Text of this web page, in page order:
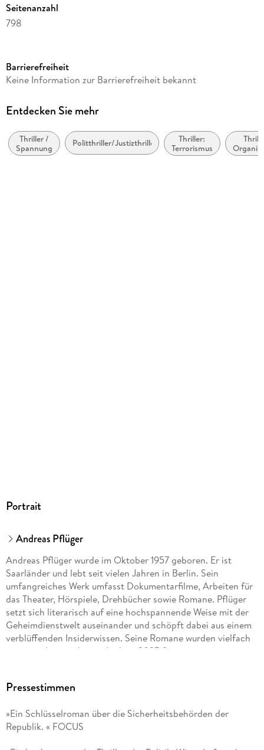
Seitenanzahl
798
Autor/Autorin
Verlag/Hersteller
Produktart
kartoniert
Barrierefreiheit
Keine Information zur Barrierefreiheit bekannt
Entdecken Sie mehr
Thriller /
Spannung
Politthriller/Justizthriller
Thriller:
Terrorismus
Portrait
Andreas Pflüger
Andreas Pflüger wurde im Oktober 1957 geboren. Er ist
Saarländer und lebt seit vielen Jahren in Berlin. Sein
umfangreiches Werk umfasst Dokumentarfilme, Arbeiten für
das Theater, Hörspiele, Drehbücher sowie Romane. Pflüger
setzt sich literarisch auf eine hochspannende Weise mit der
Geheimdienstwelt auseinander und schöpft dabei aus einem
verblüffenden Insiderwissen. Seine Romane wurden vielfach
ausgezeichnet; zuletzt erhielt er 2025 für
Pressestimmen
»Ein Schlüsselroman über die Sicherheitsbehörden der
Republik. « FOCUS